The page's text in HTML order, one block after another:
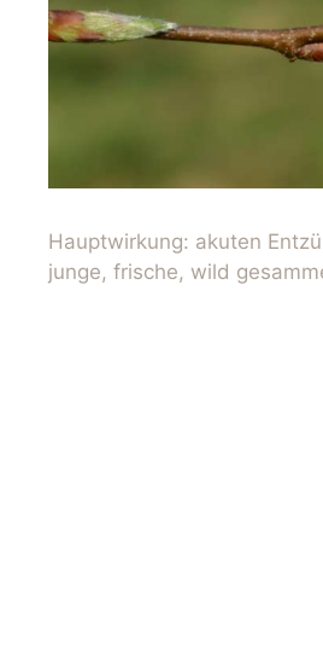
Hauptwirkung: akuten
junge, frische, wild